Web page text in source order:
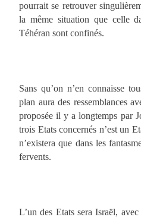
pourrait se retrouver
la même situation que celle
Téhéran sont confinés.
Sans qu’on n’en connaisse
plan aura des ressemblances
proposée il y a longtemps par
trois Etats concernés n’est un
n’existera que dans les
fervents.
L’un des Etats sera Israël,